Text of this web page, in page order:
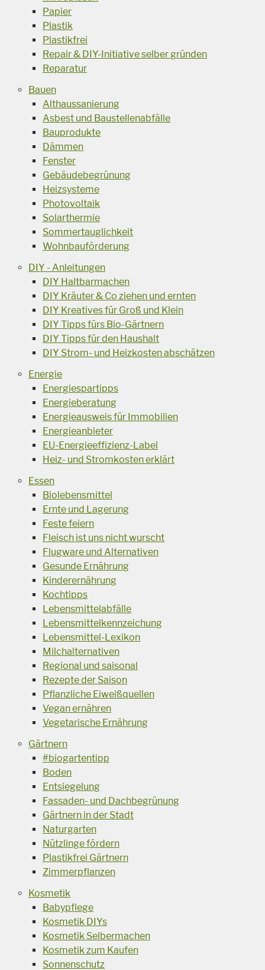
Papier
Plastik
Plastikfrei
Repair & DIY-Initiative selber gründen
Reparatur
Bauen
Althaussanierung
Asbest und Baustellenabfälle
Bauprodukte
Dämmen
Fenster
Gebäudebegrünung
Heizsysteme
Photovoltaik
Solarthermie
Sommertauglichkeit
Wohnbauförderung
DIY - Anleitungen
DIY Haltbarmachen
DIY Kräuter & Co ziehen und ernten
DIY Kreatives für Groß und Klein
DIY Tipps fürs Bio-Gärtnern
DIY Tipps für den Haushalt
DIY Strom- und Heizkosten abschätzen
Energie
Energiespartipps
Energieberatung
Energieausweis für Immobilien
Energieanbieter
EU-Energieeffizienz-Label
Heiz- und Stromkosten erklärt
Essen
Biolebensmittel
Ernte und Lagerung
Feste feiern
Fleisch ist uns nicht wurscht
Flugware und Alternativen
Gesunde Ernährung
Kinderernährung
Kochtipps
Lebensmittelabfälle
Lebensmittelkennzeichung
Lebensmittel-Lexikon
Milchalternativen
Regional und saisonal
Rezepte der Saison
Pflanzliche Eiweißquellen
Vegan ernähren
Vegetarische Ernährung
Gärtnern
#biogartentipp
Boden
Entsiegelung
Fassaden- und Dachbegrünung
Gärtnern in der Stadt
Naturgarten
Nützlinge fördern
Plastikfrei Gärtnern
Zimmerpflanzen
Kosmetik
Babypflege
Kosmetik DIYs
Kosmetik Selbermachen
Kosmetik zum Kaufen
Sonnenschutz